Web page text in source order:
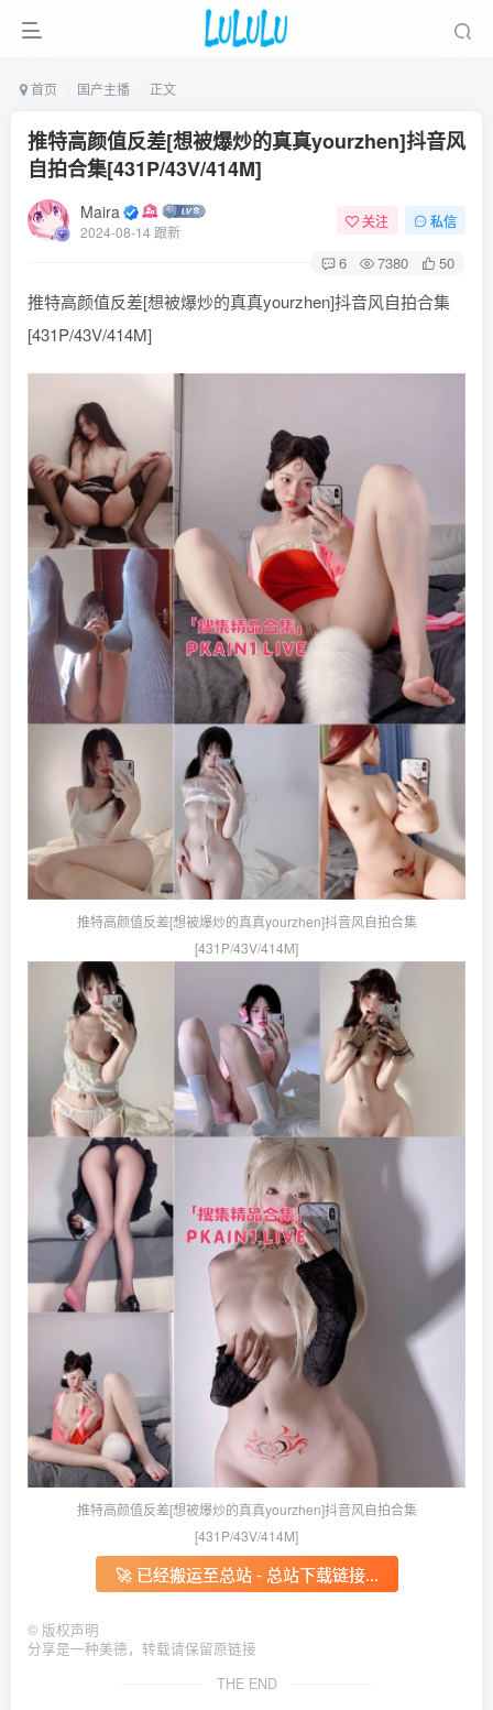
首页 国产主播 正文
推特高颜值反差[想被爆炒的真真yourzhen]抖音风
自拍合集[431P/43V/414M]
Maira
2024-08-14 跟新
关注 私信
6 7380 50
推特高颜值反差[想被爆炒的真真yourzhen]抖音风自拍合集
[431P/43V/414M]
推特高颜值反差[想被爆炒的真真yourzhen]抖音风自拍合集
[431P/43V/414M]
推特高颜值反差[想被爆炒的真真yourzhen]抖音风自拍合集
[431P/43V/414M]
🚀 已经搬运至总站 - 总站下载链接...
© 版权声明
分享是一种美德，转载请保留原链接
THE END